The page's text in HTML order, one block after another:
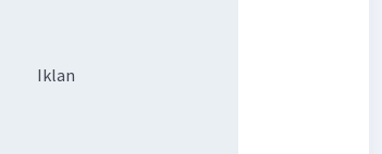
Iklan